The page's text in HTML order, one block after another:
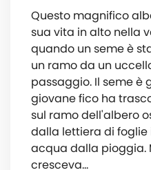
Questo magnifico
sua vita in alto nella
quando un seme è
un ramo da un
passaggio. Il seme è
giovane fico ha
sul ramo dell'albero
dalla lettiera di foglie
acqua dalla pioggia.
cresceva...